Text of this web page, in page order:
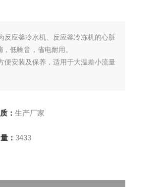
反应釜冷水机、反应釜冷冻机的心脏
低噪音，省电耐用。
便安装及保养，适用于大温差小流量
： 生产厂家
： 3433